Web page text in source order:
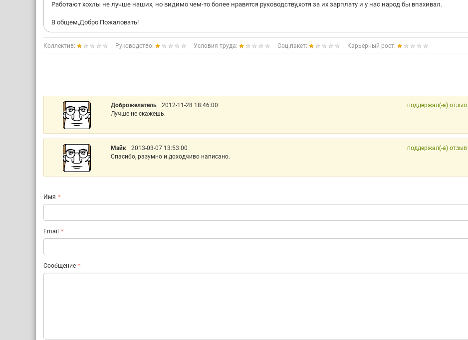
Работают хохлы не лучше наших, но видимо чем-то более нравятся руководству,хотя за их зарплату и у нас народ бы впахивал.
В общем,Добро Пожаловать!
Коллектив: Руководство: Условия труда: Соц.пакет: Карьерный рост:
Доброжелатель 2012-11-28 18:46:00
поддержал(-а) отзыв
Лучше не скажешь.
Майк 2013-03-07 13:53:00
поддержал(-а) отзыв
Спасибо, разумно и доходчиво написано.
Имя
Email
Сообщение